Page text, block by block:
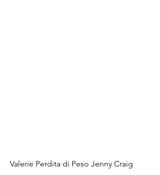
Valerie Perdita di Peso Jenny Craig